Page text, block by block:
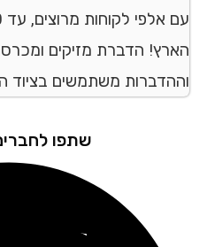
הארץ! הדברת מזיקים
וההדברות משתמשים בציוד
שתפו